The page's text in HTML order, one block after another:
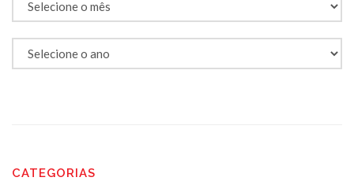
CATEGORIAS